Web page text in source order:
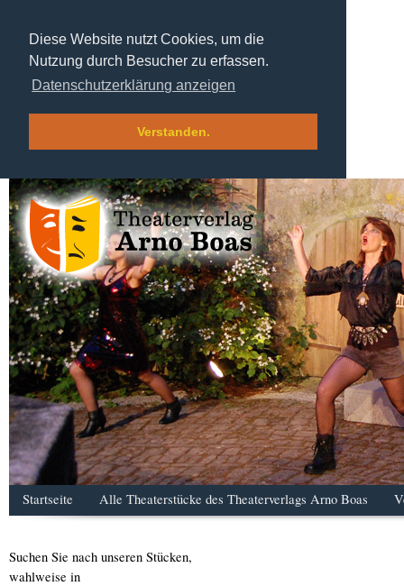
Diese Website nutzt Cookies, um die
Nutzung durch Besucher zu erfassen.
Datenschutzerklärung anzeigen
Verstanden.
Startseite Alle Theaterstücke des Theaterverlags Arno Boas
Suchen Sie nach unseren Stücken,
wahlweise in